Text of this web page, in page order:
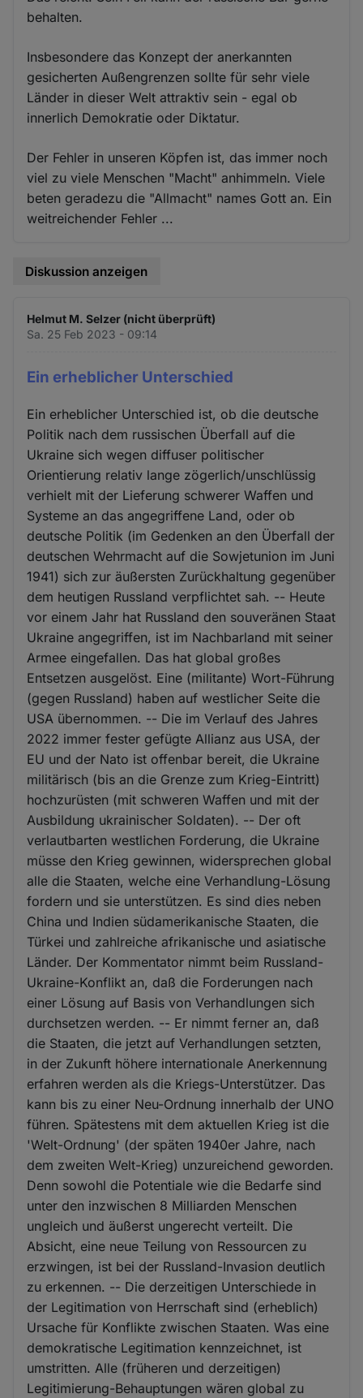
behalten.
Insbesondere das Konzept der anerkannten
gesicherten Außengrenzen sollte für sehr viele
Länder in dieser Welt attraktiv sein - egal ob
innerlich Demokratie oder Diktatur.
Der Fehler in unseren Köpfen ist, das immer noch
viel zu viele Menschen "Macht" anhimmeln. Viele
beten geradezu die "Allmacht" names Gott an. Ein
weitreichender Fehler ...
Diskussion anzeigen
Helmut M. Selzer (nicht überprüft)
Sa. 25 Feb 2023 - 09:14
Ein erheblicher Unterschied
Ein erheblicher Unterschied ist, ob die deutsche
Politik nach dem russischen Überfall auf die
Ukraine sich wegen diffuser politischer
Orientierung relativ lange zögerlich/unschlüssig
verhielt mit der Lieferung schwerer Waffen und
Systeme an das angegriffene Land, oder ob
deutsche Politik (im Gedenken an den Überfall der
deutschen Wehrmacht auf die Sowjetunion im Juni
1941) sich zur äußersten Zurückhaltung gegenüber
dem heutigen Russland verpflichtet sah. -- Heute
vor einem Jahr hat Russland den souveränen Staat
Ukraine angegriffen, ist im Nachbarland mit seiner
Armee eingefallen. Das hat global großes
Entsetzen ausgelöst. Eine (militante) Wort-Führung
(gegen Russland) haben auf westlicher Seite die
USA übernommen. -- Die im Verlauf des Jahres
2022 immer fester gefügte Allianz aus USA, der
EU und der Nato ist offenbar bereit, die Ukraine
militärisch (bis an die Grenze zum Krieg-Eintritt)
hochzurüsten (mit schweren Waffen und mit der
Ausbildung ukrainischer Soldaten). -- Der oft
verlautbarten westlichen Forderung, die Ukraine
müsse den Krieg gewinnen, widersprechen global
alle die Staaten, welche eine Verhandlung-Lösung
fordern und sie unterstützen. Es sind dies neben
China und Indien südamerikanische Staaten, die
Türkei und zahlreiche afrikanische und asiatische
Länder. Der Kommentator nimmt beim Russland-
Ukraine-Konflikt an, daß die Forderungen nach
einer Lösung auf Basis von Verhandlungen sich
durchsetzen werden. -- Er nimmt ferner an, daß
die Staaten, die jetzt auf Verhandlungen setzten,
in der Zukunft höhere internationale Anerkennung
erfahren werden als die Kriegs-Unterstützer. Das
kann bis zu einer Neu-Ordnung innerhalb der UNO
führen. Spätestens mit dem aktuellen Krieg ist die
'Welt-Ordnung' (der späten 1940er Jahre, nach
dem zweiten Welt-Krieg) unzureichend geworden.
Denn sowohl die Potentiale wie die Bedarfe sind
unter den inzwischen 8 Milliarden Menschen
ungleich und äußerst ungerecht verteilt. Die
Absicht, eine neue Teilung von Ressourcen zu
erzwingen, ist bei der Russland-Invasion deutlich
zu erkennen. -- Die derzeitigen Unterschiede in
der Legitimation von Herrschaft sind (erheblich)
Ursache für Konflikte zwischen Staaten. Was eine
demokratische Legitimation kennzeichnet, ist
umstritten. Alle (früheren und derzeitigen)
Legitimierung-Behauptungen wären global zu